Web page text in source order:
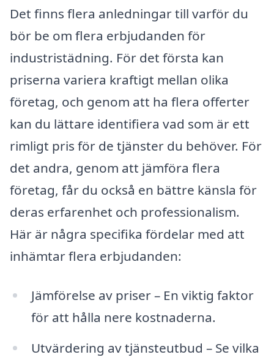
Det finns flera anledningar till varför du
bör be om flera erbjudanden för
industristädning. För det första kan
priserna variera kraftigt mellan olika
företag, och genom att ha flera offerter
kan du lättare identifiera vad som är ett
rimligt pris för de tjänster du behöver. För
det andra, genom att jämföra flera
företag, får du också en bättre känsla för
deras erfarenhet och professionalism.
Här är några specifika fördelar med att
inhämtar flera erbjudanden:
Jämförelse av priser – En viktig faktor
för att hålla nere kostnaderna.
Utvärdering av tjänsteutbud – Se vilka